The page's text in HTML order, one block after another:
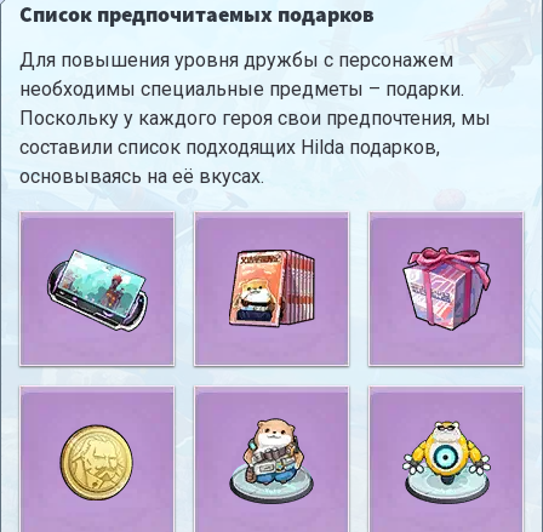
Список предпочитаемых подарков
Для повышения уровня дружбы с персонажем
необходимы специальные предметы – подарки.
Поскольку у каждого героя свои предпочтения, мы
составили список подходящих Hilda подарков,
основываясь на eё вкусах.